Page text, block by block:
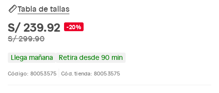
Tabla de tallas
S/ 239.92 -20%
S/ 299.90
Llega mañana Retira desde 90 min
Código: 80053575 Cód. tienda: 80053575